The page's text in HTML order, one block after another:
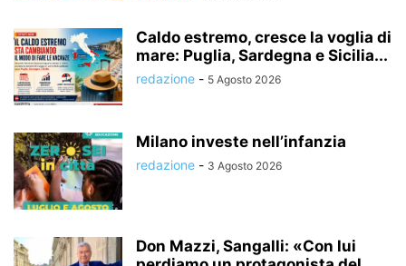
Caldo estremo, cresce la voglia di
mare: Puglia, Sardegna e Sicilia...
redazione - 5 Agosto 2026
Milano investe nell’infanzia
redazione - 3 Agosto 2026
Don Mazzi, Sangalli: «Con lui